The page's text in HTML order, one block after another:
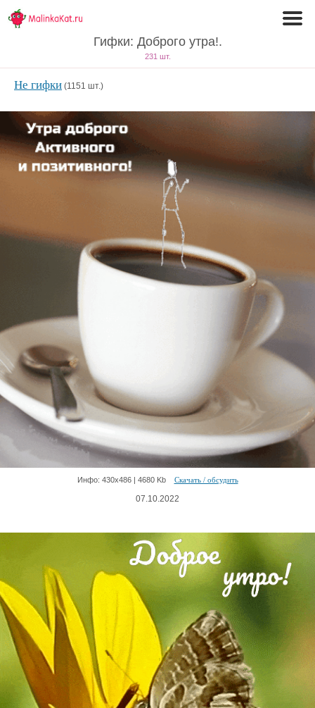
Гифки: Доброго утра!.
231 шт.
Не гифки (1151 шт.)
Инфо: 430х486 | 4680 Kb Скачать / обсудить
07.10.2022